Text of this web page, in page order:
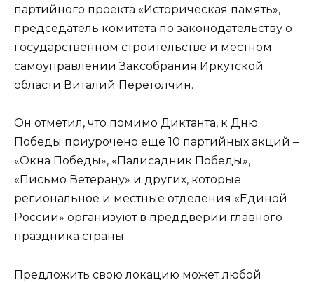
партийного проекта «Историческая память»,
председатель комитета по законодательству о
государственном строительстве и местном
самоуправлении Заксобрания Иркутской
области Виталий Перетолчин.
Он отметил, что помимо Диктанта, к Дню
Победы приурочено еще 10 партийных акций –
«Окна Победы», «Палисадник Победы»,
«Письмо Ветерану» и других, которые
региональное и местные отделения «Единой
России» организуют в преддверии главного
праздника страны.
Предложить свою локацию может любой